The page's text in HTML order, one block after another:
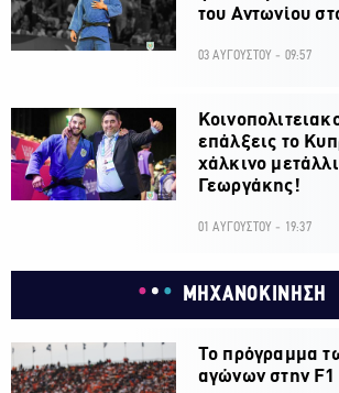
του Αντωνίου
03 ΑΥΓΟΥΣΤΟΥ - 09:57
επάλξεις το
χάλκινο
Γεωργάκης!
01 ΑΥΓΟΥΣΤΟΥ - 19:37
ΜΗΧΑΝΟΚΙΝΗΣΗ
Το πρόγραμμα
αγώνων στην F1